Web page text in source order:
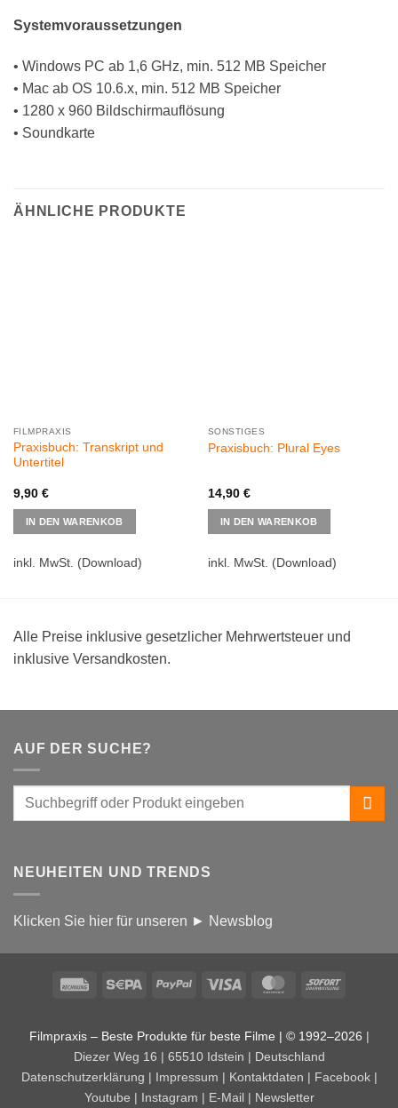
Systemvoraussetzungen
• Windows PC ab 1,6 GHz, min. 512 MB Speicher
• Mac ab OS 10.6.x, min. 512 MB Speicher
• 1280 x 960 Bildschirmauflösung
• Soundkarte
ÄHNLICHE PRODUKTE
FILMPRAXIS
Praxisbuch: Transkript und
Untertitel
9,90 €
IN DEN WARENKOB
inkl. MwSt. (Download)
SONSTIGES
Praxisbuch: Plural Eyes
14,90 €
IN DEN WARENKOB
inkl. MwSt. (Download)
Alle Preise inklusive gesetzlicher Mehrwertsteuer und
inklusive Versandkosten.
AUF DER SUCHE?
NEUHEITEN UND TRENDS
Klicken Sie hier für unseren ► Newsblog
Rechung Sepa PayPal Visa MasterCardSofort
Filmpraxis – Beste Produkte für beste Filme | © 1992–2026 |
Diezer Weg 16 | 65510 Idstein | Deutschland
Datenschutzerklärung | Impressum | Kontaktdaten | Facebook|
Youtube | Instagram | E-Mail| Newsletter